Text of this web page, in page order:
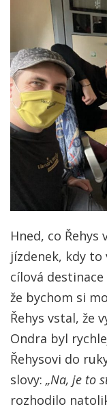
Hned, co
jízdenek, kdy to
cílová
že bychom si
Řehys vstal, že
Ondra byl
Řehysovi do
slovy: „Na, je to
rozhodilo